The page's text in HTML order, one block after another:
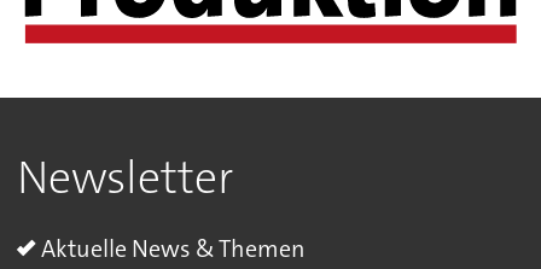
Newsletter
Aktuelle News & Themen